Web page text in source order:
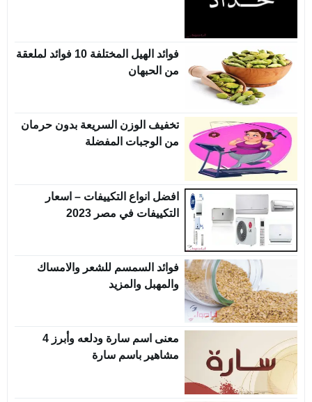
فوائد الهيل المختلفة 10 فوائد لملعقة
من الحبهان
تخفيف الوزن السريعة بدون حرمان
من الوجبات المفضلة
افضل انواع التكييفات – اسعار
التكييفات في مصر 2023
فوائد السمسم للشعر والامساك
والمهبل والمزيد
معنى اسم سارة ودلعه وأبرز 4
مشاهير باسم سارة